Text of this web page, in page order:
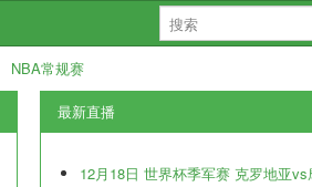
NBA常规赛
最新直播